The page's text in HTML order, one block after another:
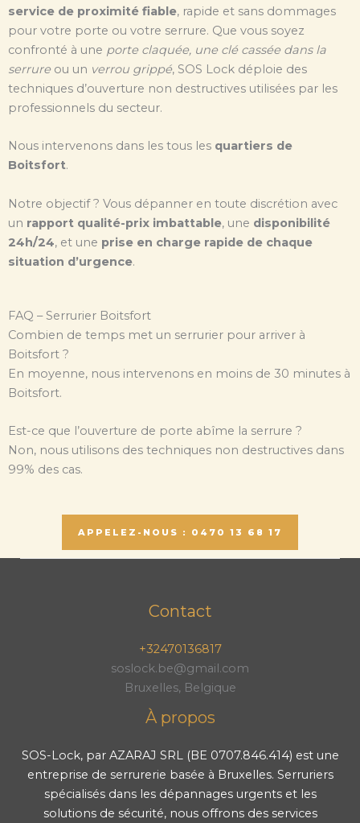
service de proximité fiable, rapide et sans dommages
pour votre porte ou votre serrure. Que vous soyez
confronté à une porte claquée, une clé cassée dans la
serrure ou un verrou grippé, SOS Lock déploie des
techniques d’ouverture non destructives utilisées par les
professionnels du secteur.
Nous intervenons dans les tous les quartiers de
Boitsfort.
Notre objectif ? Vous dépanner en toute discrétion avec
un rapport qualité-prix imbattable, une disponibilité
24h/24, et une prise en charge rapide de chaque
situation d’urgence.
FAQ – Serrurier Boitsfort
Combien de temps met un serrurier pour arriver à
Boitsfort ?
En moyenne, nous intervenons en moins de 30 minutes à
Boitsfort.
Est-ce que l’ouverture de porte abîme la serrure ?
Non, nous utilisons des techniques non destructives dans
99% des cas.
APPELEZ-NOUS : 0470 13 68 17
Contact
+32470136817
soslock.be@gmail.com
Bruxelles, Belgique
À propos
SOS-Lock, par AZARAJ SRL (BE 0707.846.414) est une
entreprise de serrurerie basée à Bruxelles. Serruriers
spécialisés dans les dépannages urgents et les
solutions de sécurité, nous offrons des services